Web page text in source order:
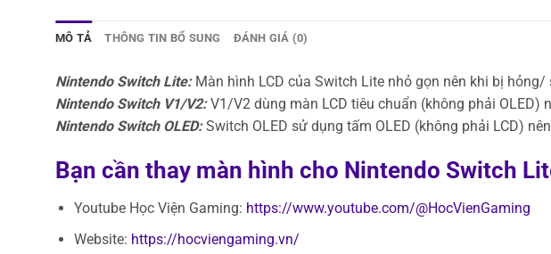
MÔ TẢ THÔNG TIN BỔ SUNG ĐÁNH GIÁ (0)
Nintendo Switch Lite:Màn hình LCD của Switch Lite nhỏ gọn nên khi bị
Nintendo Switch V1/V2:V1/V2 dùng màn LCD tiêu chuẩn (không phải OLED)
Nintendo Switch OLED:Switch OLED sử dụng tấm OLED (không phải LCD)
Bạn cần thay màn hình cho Nintendo Switch
Youtube Học Viện Gaming: https://www.youtube.com/@HocVienGaming
Website: https://hocviengaming.vn/